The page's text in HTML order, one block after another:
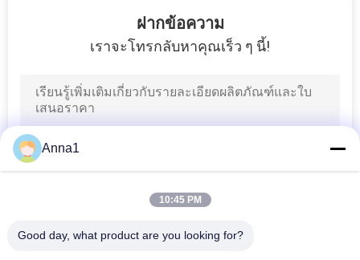
ฟิวส์ใบพัดอัตโนมัติ
ฝากข้อความ
เราจะโทรกลับหาคุณเร็ว ๆ นี้!
Anna1
10:45 PM
Good day, what product are you looking for?